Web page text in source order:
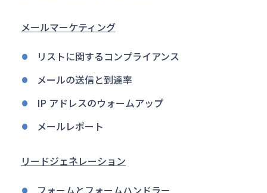
メールマーケティング
リストに関するコンプライアンス
メールの送信と到達率
IP アドレスのウォームアップ
メールレポート
リードジェネレーション
フォームとフォームハンドラー